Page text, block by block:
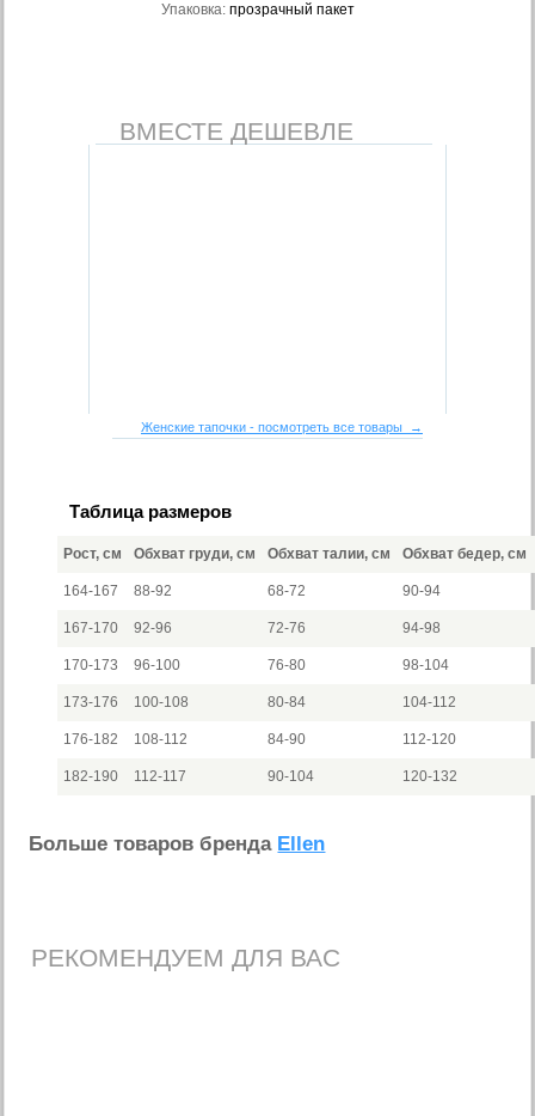
Упаковка: прозрачный пакет
ВМЕСТЕ ДЕШЕВЛЕ
Женские тапочки - посмотреть все товары →
Таблица размеров
Рост, см Обхват груди, см Обхват талии, см Обхват бедер, см
164-167 88-92 68-72 90-94
167-170 92-96 72-76 94-98
170-173 96-100 76-80 98-104
173-176 100-108 80-84 104-112
176-182 108-112 84-90 112-120
182-190 112-117 90-104 120-132
Больше товаров бренда Ellen
РЕКОМЕНДУЕМ ДЛЯ ВАС